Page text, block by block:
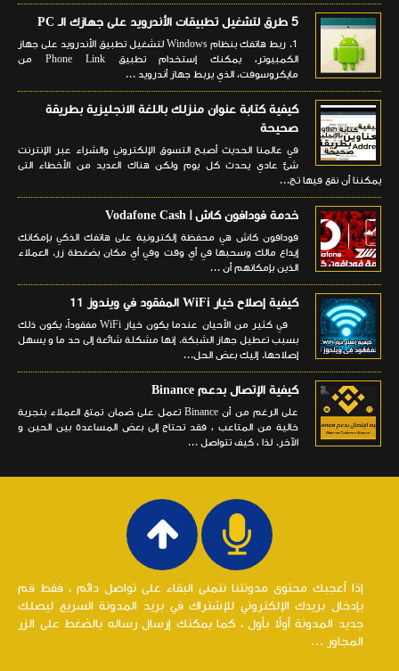
5 طرق لتشغيل تطبيقات الأندرويد على جهازك الـ PC
1. ربط هاتفك بنظام Windows لتشغيل تطبيق الأندرويد على جهاز
الكمبيوتر، يمكنك إستخدام تطبيق Phone Link من
مايكروسوفت، الذي يربط جهاز أندرويد ...
كيفية كتابة عنوان منزلك باللغة الانجليزية بطريقة
صحيحة
في عالمنا الحديث أصبح التسوق الإلكتروني والشراء عبر الإنترنت
شئ عادي يحدث كل يوم ولكن هناك العديد من الأخطاء التى
يمكننا أن نقع فيها تج...
خدمة فودافون كاش | Vodafone Cash
فودافون كاش هي محفظة إلكترونية على هاتفك الذكي بإمكانك
إيداع مالك وسحبها في أي وقت وفي أي مكان بضغطة زر. العملاء
الذين بإمكانهم أن ...
كيفية إصلاح خيار WiFi المفقود في ويندوز 11
في كثير من الأحيان عندما يكون خيار WiFi مفقوداً، يكون ذلك
بسبب تعطيل جهاز الشبكة. إنها مشكلة شائعة إلى حد ما و يسهل
إصلاحها. إليك بعض الحل...
كيفية الإتصال بدعم Binance
على الرغم من أن Binance تعمل على ضمان تمتع العملاء بتجربة
خالية من المتاعب ، فقد تحتاج إلى بعض المساعدة بين الحين و
الآخر. لذا ، كيف تتواصل ...
إذا أعجبك محتوى مدونتنا نتمنى البقاء على تواصل دائم ، فقط قم
بإدخال بريدك الإلكتروني للإشتراك في بريد المدونة السريع ليصلك
جديد المدونة أولاً بأول ، كما يمكنك إرسال رساله بالضغط على الزر
المجاور ...